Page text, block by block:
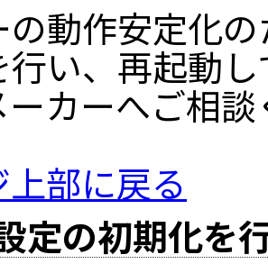
の動作安定化
行い、再起動
ーカーへご相
部に戻る
定の初期化を